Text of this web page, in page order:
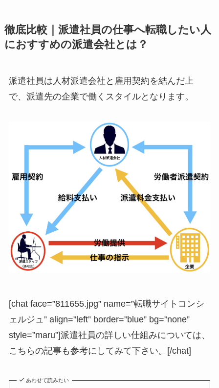
徹底比較｜派遣社員の仕事へ転職したい人
におすすめの派遣会社とは？
派遣社員は人材派遣会社と雇用契約を結んだ上
で、派遣先の企業で働くスタイルとなります。
[chat face=”811655.jpg” name=”転職サイトコンシ
ェルジュ” align=”left” border=”blue” bg=”none”
style=”maru”]派遣社員の詳しい仕組みについては、
こちらの記事も参考にしてみて下さい。[/chat]
あわせて読みたい